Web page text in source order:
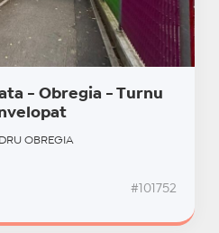
- Obregia - Turnu
OBREGIA
#101752